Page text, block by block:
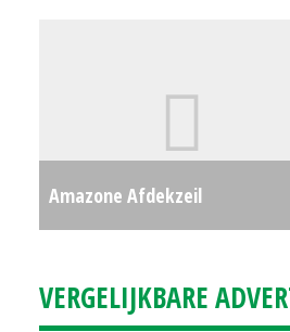
Amazone Afdekzeil
VERGELIJKBARE